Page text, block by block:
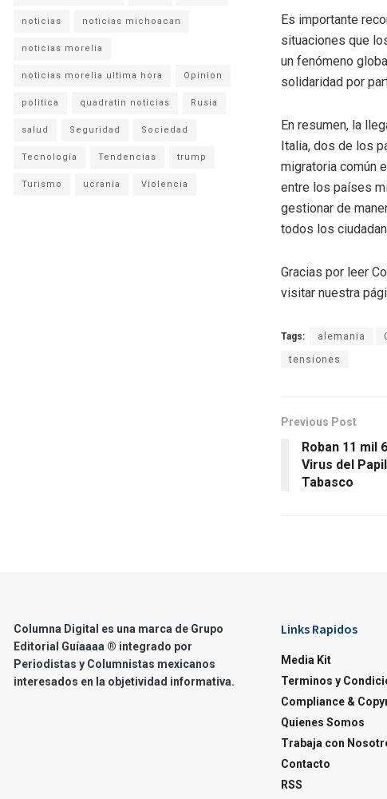
Es importante
situaciones que
un fenómeno
solidaridad por
En resumen, la
Italia, dos de los
migratoria común
entre los países
gestionar de
todos los
Gracias por leer
visitar nuestra
Tags: alemania
tensiones
Previous Post
Roban 11 mil
Virus del
Tabasco
noticias noticias michoacan
noticias morelia
noticias morelia ultima hora Opinion
politica quadratin noticias Rusia
salud Seguridad Sociedad
Tecnología Tendencias trump
Turismo ucrania Violencia
Columna Digital es una marca de Grupo
Editorial Guíaaaa ® integrado por
Periodistas y Columnistas mexicanos
interesados en la objetividad informativa.
Links Rapidos
Media Kit
Terminos y
Compliance &
Quienes Somos
Trabaja con
Contacto
RSS